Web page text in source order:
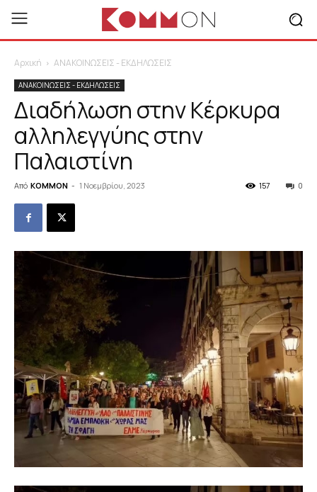
Αρχική ΑΝΑΚΟΙΝΩΣΕΙΣ - ΕΚΔΗΛΩΣΕΙΣ
ΑΝΑΚΟΙΝΩΣΕΙΣ - ΕΚΔΗΛΩΣΕΙΣ
Διαδήλωση στην Κέρκυρα
αλληλεγγύης στην
Παλαιστίνη
Από KOMMON - 1 Νοεμβρίου, 2023 0
157